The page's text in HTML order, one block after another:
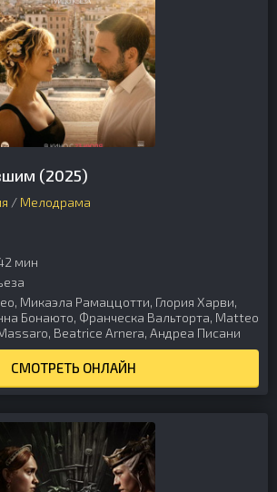
(2025)
/ Мелодрама
мин
Микаэла Рамаццотти, Глория Харви,
Бонаюто, Франческа Вальторта, Matteo
Beatrice Arnera, Андреа Писани
СМОТРЕТЬ ОНЛАЙН